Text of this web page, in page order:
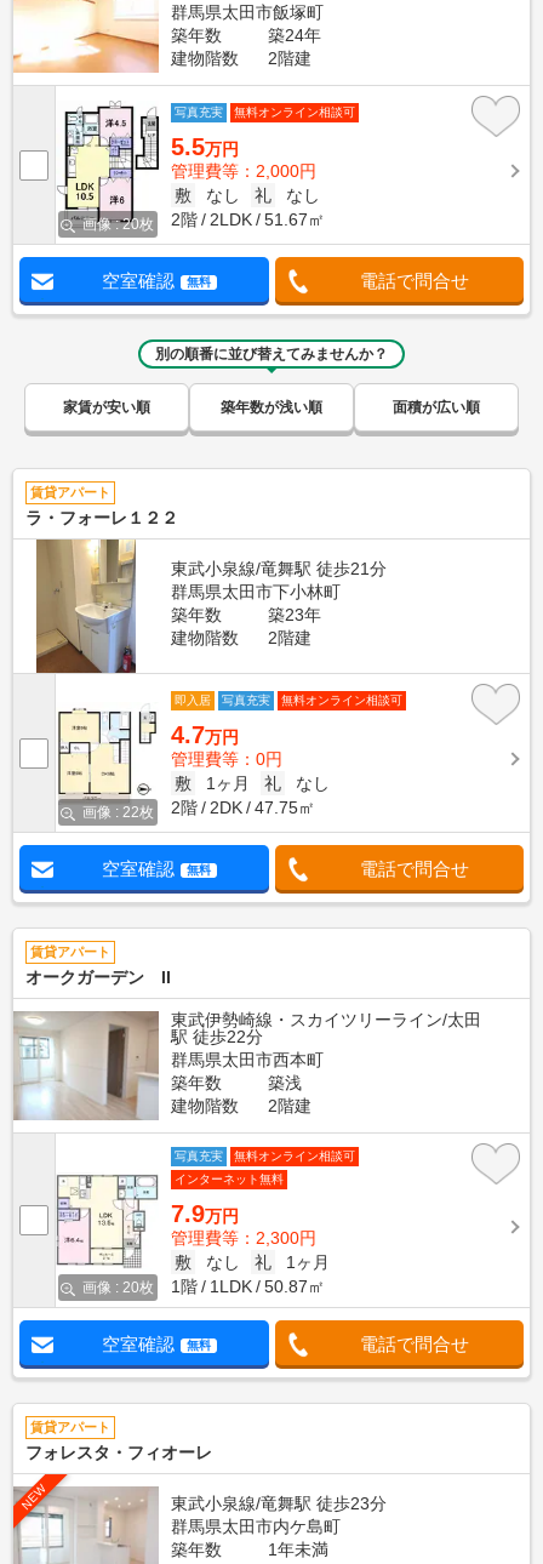
群馬県太田市飯塚町
築年数
築24年
建物階数
2階建
画像 : 20枚
写真充実 無料オンライン相談可
5.5万円
管理費等：2,000円
敷
なし 礼
なし
2階
2LDK 51.67㎡
空室確認 無料 電話で問合せ
別の順番に並び替えてみませんか？
家賃が安い順 築年数が浅い順 面積が広い順
賃貸アパート
ラ・フォーレ１２２
東武小泉線/竜舞駅 徒歩21分
群馬県太田市下小林町
築年数
築23年
建物階数
2階建
画像 : 22枚
即入居 写真充実 無料オンライン相談可
4.7万円
管理費等：0円
敷
1ヶ月 礼
なし
2階
2DK 47.75㎡
空室確認 無料 電話で問合せ
賃貸アパート
オークガーデン II
東武伊勢崎線・スカイツリーライン/太田
駅 徒歩22分
群馬県太田市西本町
築年数
築浅
建物階数
2階建
画像 : 20枚
写真充実
無料オンライン相談可
インターネット無料
7.9万円
管理費等：2,300円
敷
なし 礼
1ヶ月
1階
1LDK 50.87㎡
空室確認 無料 電話で問合せ
賃貸アパート
フォレスタ・フィオーレ
NEW
東武小泉線/竜舞駅 徒歩23分
群馬県太田市内ケ島町
築年数
1年未満